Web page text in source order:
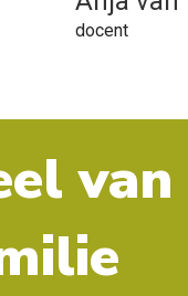
docent
van